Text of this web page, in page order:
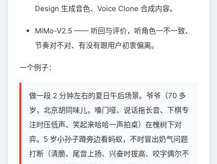
Design 生成音色、Voice Clone 合成内容。
MiMo-V2.5 —— 听回与评价，听角色一不一致、
节奏对不对、有没有跟用户初衷偏离。
一个例子：
做一段 2 分钟左右的夏日午后场景。爷爷（70 多
岁，北京胡同味儿，嗓门哑、说话拖长音、下棋专
注时压低声、笑起来哈哈一声拍桌）在槐树下对
弈。5 岁小孙子蹲旁边看蚂蚁，不时冒出奶气问题
打断（清脆、尾音上扬、兴奋时拔高、咬字偶尔不